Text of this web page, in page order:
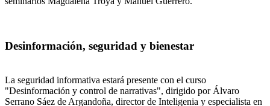
Desinformación, seguridad y bienestar
La seguridad informativa estará presente con el curso
"Desinformación y control de narrativas", dirigido por Álvaro
Serrano Sáez de Argandoña, director de Inteligenia y especialista en